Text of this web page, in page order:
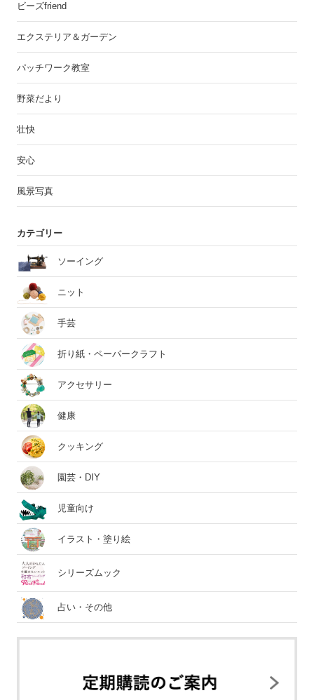
ビーズfriend
エクステリア＆ガーデン
パッチワーク教室
野菜だより
壮快
安心
風景写真
カテゴリー
ソーイング
ニット
手芸
折り紙・ペーパークラフト
アクセサリー
健康
クッキング
園芸・DIY
児童向け
イラスト・塗り絵
シリーズムック
占い・その他